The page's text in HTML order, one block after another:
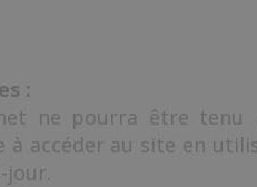
:
ne pourra être tenu
à accéder au site en
jour.